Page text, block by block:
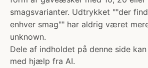
smagsvarianter. Udtrykket ""der
enhver smag"" har aldrig været
unknown.
Dele af indholdet på denne side
med hjælp fra AI.